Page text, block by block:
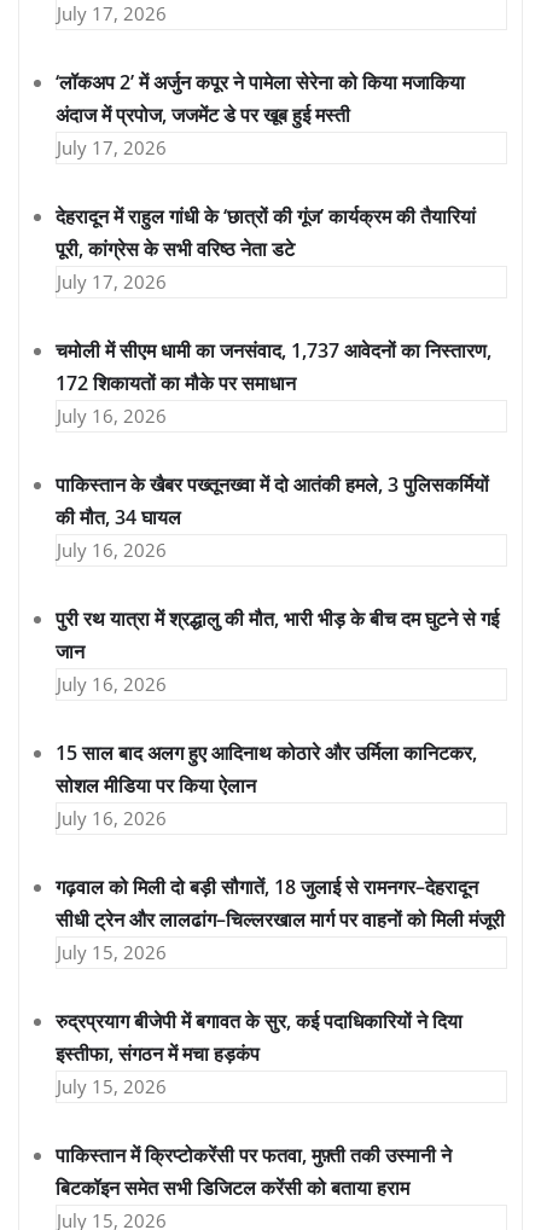
July 17, 2026
‘लॉकअप 2’ में अर्जुन कपूर ने पामेला सेरेना को किया मजाकिया
अंदाज में प्रपोज, जजमेंट डे पर खूब हुई मस्ती
July 17, 2026
देहरादून में राहुल गांधी के ‘छात्रों की गूंज’ कार्यक्रम की तैयारियां
पूरी, कांग्रेस के सभी वरिष्ठ नेता डटे
July 17, 2026
चमोली में सीएम धामी का जनसंवाद, 1,737 आवेदनों का निस्तारण,
172 शिकायतों का मौके पर समाधान
July 16, 2026
पाकिस्तान के खैबर पख्तूनख्वा में दो आतंकी हमले, 3 पुलिसकर्मियों
की मौत, 34 घायल
July 16, 2026
पुरी रथ यात्रा में श्रद्धालु की मौत, भारी भीड़ के बीच दम घुटने से गई
जान
July 16, 2026
15 साल बाद अलग हुए आदिनाथ कोठारे और उर्मिला कानिटकर,
सोशल मीडिया पर किया ऐलान
July 16, 2026
गढ़वाल को मिली दो बड़ी सौगातें, 18 जुलाई से रामनगर–देहरादून
सीधी ट्रेन और लालढांग–चिल्लरखाल मार्ग पर वाहनों को मिली मंजूरी
July 15, 2026
रुद्रप्रयाग बीजेपी में बगावत के सुर, कई पदाधिकारियों ने दिया
इस्तीफा, संगठन में मचा हड़कंप
July 15, 2026
पाकिस्तान में क्रिप्टोकरेंसी पर फतवा, मुफ़्ती तकी उस्मानी ने
बिटकॉइन समेत सभी डिजिटल करेंसी को बताया हराम
July 15, 2026